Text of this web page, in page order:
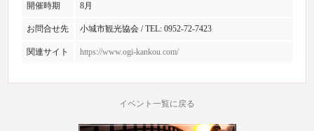
開催時期 8月
お問合せ先 小城市観光協会 / TEL: 0952-72-7423
関連サイト https://www.ogi-kankou.com/
イベント一覧に戻る